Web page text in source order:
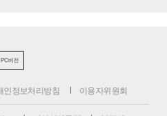
PC버전
인정보처리방침 이용자위원회